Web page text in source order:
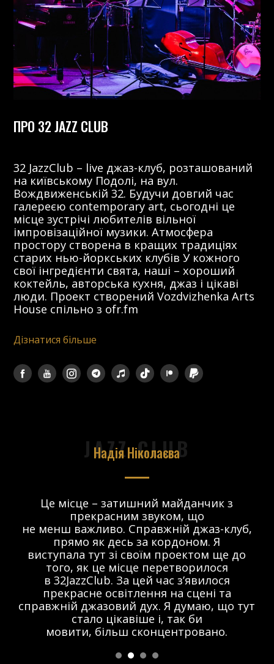
ПРО 32 JAZZ CLUB
32 JazzClub – live джаз-клуб, розташований
на київському Подолі, на вул.
Вождвиженській 32. Будучи довгий час
галереєю contemporary art, сьогодні це
місце зустрічі любителів вільної
імпровізаційної музики. Атмосфера
простору створена в кращих традиціях
старих нью-йоркських клубів У кожного
свої інгредієнти свята, наші – хороший
коктейль, авторська кухня, джаз і цікаві
люди. Проект створений Vozdvizhenka Arts
House спільно з ofr.fm
Дізнатися більше
JAZZ CLUB
Надія Ніколаєва
Це місце – затишний майданчик з
прекрасним звуком, що
не менш важливо. Справжній джаз-клуб,
прямо як десь за кордоном. Я
виступала тут зі своїм проектом ще до
того, як це місце перетворилося
в 32JazzClub. За цей час з’явилося
прекрасне освітлення на сцені та
справжній джазовий дух. Я думаю, що тут
стало цікавіше і, так би
мовити, більш сконцентровано.